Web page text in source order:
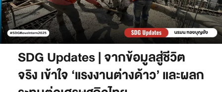
SDG Updates | จากข้อมูลสู่ชีวิต
จริง เข้าใจ ‘แรงงานต่างด้าว’ และผลก